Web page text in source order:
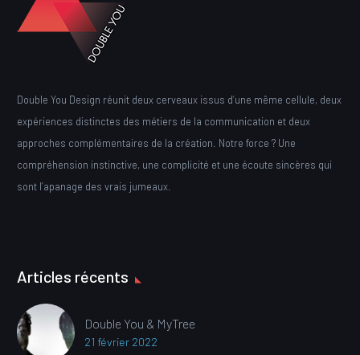
Double You Design réunit deux cerveaux issus d’une même cellule, deux
expériences distinctes des métiers de la communication et deux
approches complémentaires de la création. Notre force ? Une
compréhension instinctive, une complicité et une écoute sincères qui
sont l’apanage des vrais jumeaux.
Articles récents
Double You & MyTree
21 février 2022